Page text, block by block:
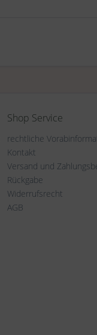
Shop Service
rechtliche
Kontakt
Versand und
Rückgabe
Widerrufsrecht
AGB